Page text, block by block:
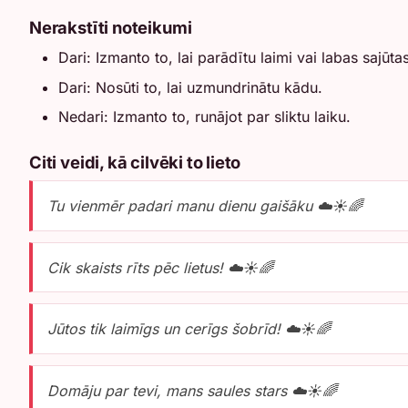
Nerakstīti noteikumi
Dari: Izmanto to, lai parādītu laimi vai labas
Dari: Nosūti to, lai uzmundrinātu kādu.
Nedari: Izmanto to, runājot par sliktu laiku.
Citi veidi, kā cilvēki to lieto
Tu vienmēr padari manu dienu gaišāku ☁️☀️🌈
Cik skaists rīts pēc lietus! ☁️☀️🌈
Jūtos tik laimīgs un cerīgs šobrīd! ☁️☀️🌈
Domāju par tevi, mans saules stars ☁️☀️🌈